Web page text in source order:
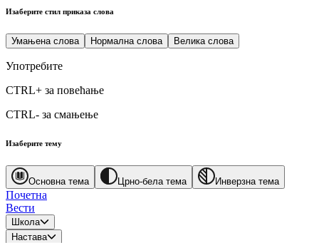
Изаберите стил приказа слова
Умањена слова Нормална слова Велика слова
Употребите
CTRL+ за повећање
CTRL- за смањење
Изаберите тему
Основна тема Црно-бела тема Инверзна тема
Почетна
Вести
Школа
Настава